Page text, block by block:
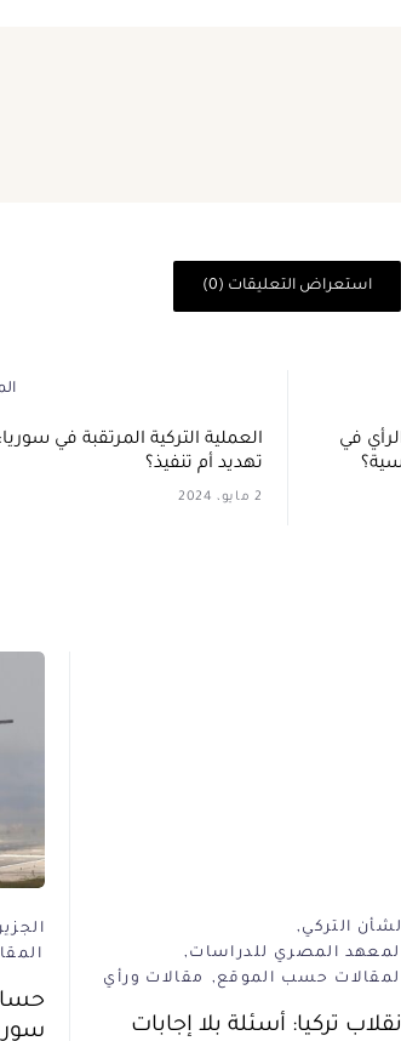
استعراض التعليقات (0)
في
العملية التركية المرتقبة في سوريا:
تهديد أم تنفيذ؟
2 مايو، 2024
التركي
المصري للدراسات
حسب الموقع
مقالات ورأي
تركيا: أسئلة بلا إجابات